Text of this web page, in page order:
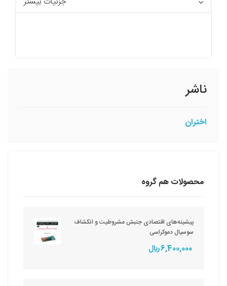
ناشر
اختران
محصولات هم گروه
پیشینه‌های اقتصادی جنبش مشروطیت و انکشاف
سوسیال دموکراسی
6,400,000 ريال